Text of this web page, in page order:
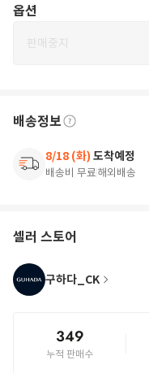
옵션
판매중지
배송정보
8/18 (화) 도착예정
배송비 무료해외배송
셀러 스토어
구하다_CK
349
누적 판매수